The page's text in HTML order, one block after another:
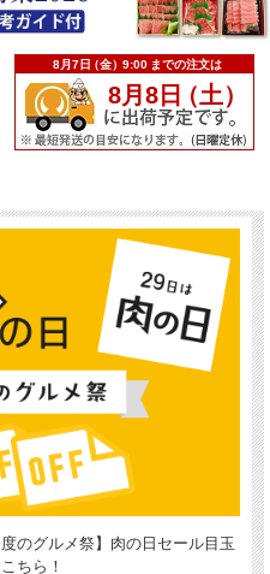
のグルメ祭】肉の日セール目玉
ちら！